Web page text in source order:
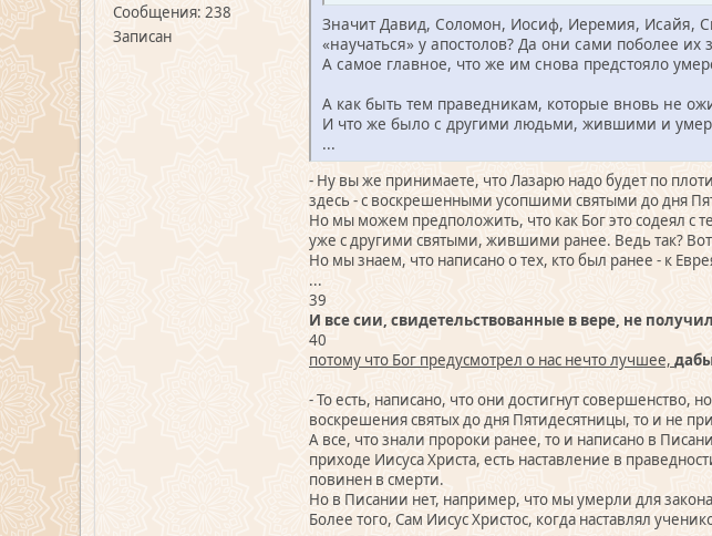
Сообщения: 238
Записан
Значит Давид, Соломон, Иосиф, Иеремия, Исайя,
«научаться» у апостолов? Да они сами поболее их
А самое главное, что же им снова предстояло
А как быть тем праведникам, которые вновь не
И что же было с другими людьми, жившими и
...
- Ну вы же принимаете, что Лазарю надо будет по
здесь - с воскрешенными усопшими святыми до дня
Но мы можем предположить, что как Бог это содеял с
уже с другими святыми, жившими ранее. Ведь так? Вот
Но мы знаем, что написано о тех, кто был ранее - к
...
39
И все сии, свидетельствованные в вере, не
40
потому что Бог предусмотрел о нас нечто лучшее,
- То есть, написано, что они достигнут совершенство,
воскрешения святых до дня Пятидесятницы, то и не
А все, что знали пророки ранее, то и написано в
приходе Иисуса Христа, есть наставление в
повинен в смерти.
Но в Писании нет, например, что мы умерли для
Более того, Сам Иисус Христос, когда наставлял